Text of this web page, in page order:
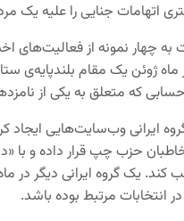
اتهامات جنایی را علیه یک
چهار نمونه از فعالیت‌های
ژوئن یک مقام بلندپایه‌ی
که متعلق به یکی از
ایرانی وب‌سایت‌هایی
کند. یک گروه ایرانی دیگر در
انتخابات مرتبط بوده باشد.